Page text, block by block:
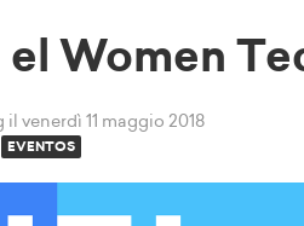
el Women
il venerdì 11 maggio 2018
EVENTOS